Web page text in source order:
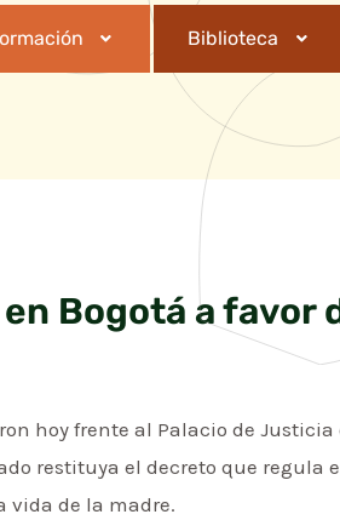
Biblioteca
Bogotá a favor
hoy frente al Palacio de
restituya el decreto que regula
vida de la madre.